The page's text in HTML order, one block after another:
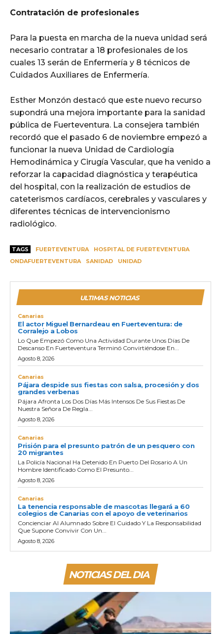
Contratación de profesionales
Para la puesta en marcha de la nueva unidad será
necesario contratar a 18 profesionales de los
cuales 13 serán de Enfermería y 8 técnicos de
Cuidados Auxiliares de Enfermería.
Esther Monzón destacó que este nuevo recurso
supondrá una mejora importante para la sanidad
pública de Fuerteventura. La consejera también
recordó que el pasado 6 de noviembre empezó a
funcionar la nueva Unidad de Cardiología
Hemodinámica y Cirugía Vascular, que ha venido a
reforzar la capacidad diagnóstica y terapéutica
del hospital, con la realización de estudios de
cateterismos cardíacos, cerebrales y vasculares y
diferentes técnicas de intervencionismo
radiológico.
TAGS FUERTEVENTURA
HOSPITAL DE FUERTEVENTURA
ONDAFUERTEVENTURA
SANIDAD UNIDAD
ULTIMAS NOTICIAS
Canarias
El actor Miguel Bernardeau en Fuerteventura: de
Corralejo a Lobos
Lo Que Empezó Como Una Actividad Durante Unos Días De
Descanso En Fuerteventura Terminó Convirtiéndose En...
Agosto 8, 2026
Canarias
Pájara despide sus fiestas con salsa, procesión y dos
grandes verbenas
Pájara Afronta Los Dos Días Más Intensos De Sus Fiestas De
Nuestra Señora De Regla...
Agosto 8, 2026
Canarias
Prisión para el presunto patrón de un pesquero con
20 migrantes
La Policía Nacional Ha Detenido En Puerto Del Rosario A Un
Hombre Identificado Como El Presunto...
Agosto 8, 2026
Canarias
La tenencia responsable de mascotas llegará a 60
colegios de Canarias con el apoyo de veterinarios
Concienciar Al Alumnado Sobre El Cuidado Y La Responsabilidad
Que Supone Convivir Con Un...
Agosto 8, 2026
NOTICIAS DEL DIA